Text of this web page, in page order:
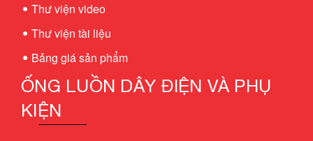
Thư viện video
Thư viện tài liệu
Bảng giá sản phẩm
ỐNG LUỒN DÂY ĐIỆN VÀ PHỤ
KIỆN